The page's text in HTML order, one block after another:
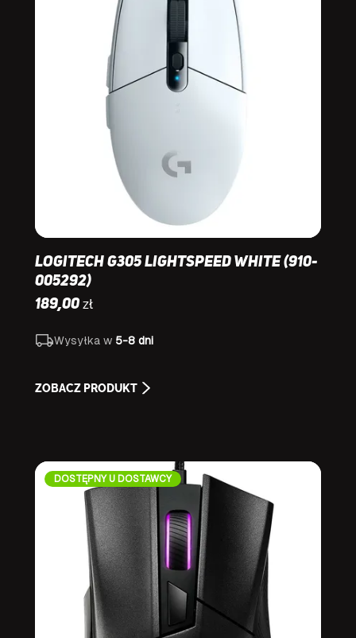
Logitech G305 Lightspeed White (910-
005292)
189,00 zł
Wysyłka w 5-8 dni
ZOBACZ PRODUKT
DOSTĘPNY U DOSTAWCY